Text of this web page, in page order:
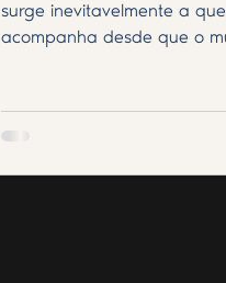
surge inevitavelmente a
acompanha desde que o
verdadeiramente importa?
projecções, abrimos